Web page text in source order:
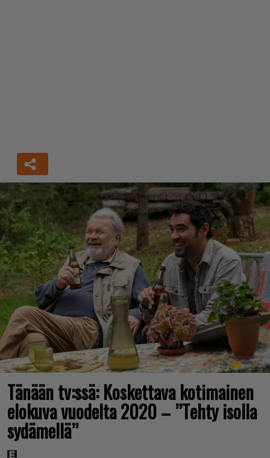
Tänään tv:ssä: Koskettava kotimainen
elokuva vuodelta 2020 – ”Tehty isolla
sydämellä”